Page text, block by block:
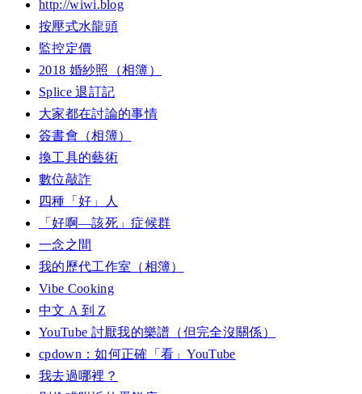
http://wiwi.blog
按壓式水龍頭
監控定價
2018 婚紗照（相簿）
Splice 退訂記
大家都在討論的事情
簽書會（相簿）
換工具的藝術
數位敲詐
四種「好」人
「好啊—該死」症候群
一念之間
我的歷代工作室（相簿）
Vibe Cooking
中文 A 到 Z
YouTube 討厭我的樂譜（但完全沒關係）
cpdown：如何正確「看」YouTube
我去過哪裡？